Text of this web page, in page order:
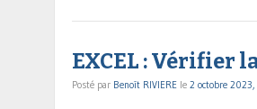
EXCEL : Vérifier
Posté par Benoît RIVIERE le 2 octobre